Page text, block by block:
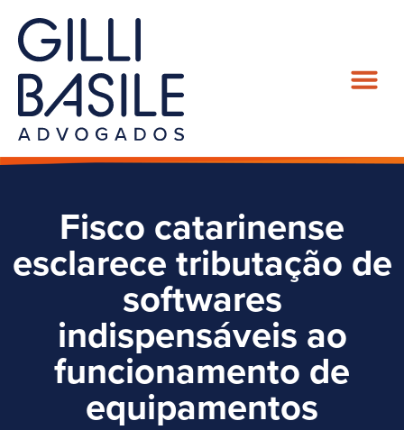
Fisco catarinense
esclarece tributação de
softwares
indispensáveis ao
funcionamento de
equipamentos